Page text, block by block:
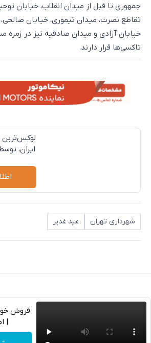
جمهوری تا قبل از میدان انقلاب، خیابان
تقاطع نصرت، میدان تیموری، خیابان صالحی،
خیابان آزادی و میدان صادقیه نیز در زمره
تاکسی‌ها قرار دارند.
ایران،
شهرداری تهران عید غدیر
تلگرام
فروش
|